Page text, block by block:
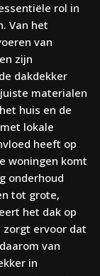
rol in
Van het
van
zijn
dakdekker
materialen
huis en de
lokale
heeft op
woningen komt
onderhoud
tot grote,
het dak op
zorgt ervoor dat
van
in